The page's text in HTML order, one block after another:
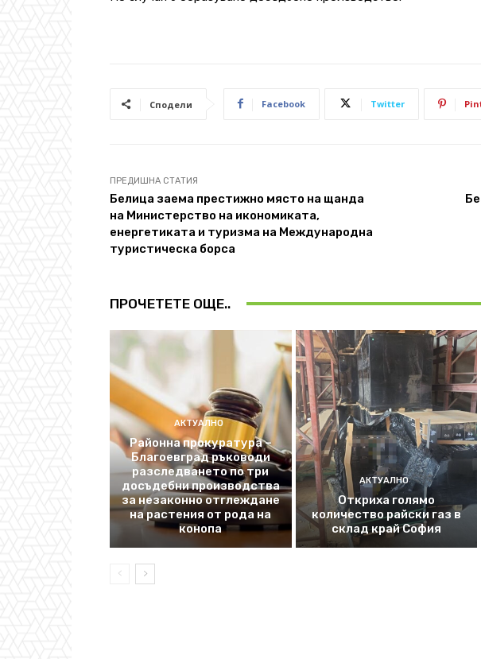
Сподели Facebook Twitter
ПРЕДИШНА СТАТИЯ
Белица заема престижно място на щанда
на Министерство на икономиката,
енергетиката и туризма на Международна
туристическа борса
ПРОЧЕТЕТЕ ОЩЕ..
АКТУАЛНО
Районна прокуратура –
Благоевград ръководи
разследването по три
досъдебни производства
за незаконно отглеждане
на растения от рода на
конопа
АКТУАЛНО
Откриха голямо
количество райски газ в
склад край София